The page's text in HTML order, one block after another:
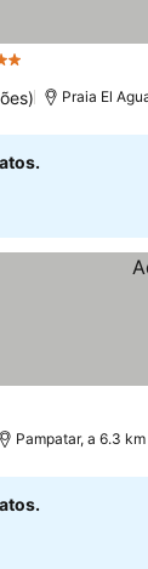
Praia El
Pampatar, a 6.3